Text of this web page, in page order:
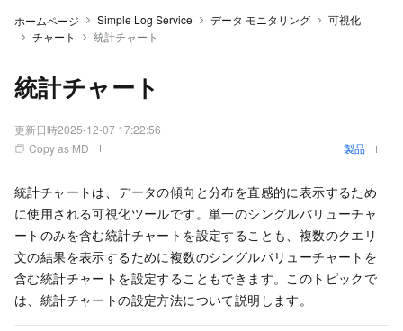
ホームページ Simple Log Service データ モニタリング
可視化
チャート
統計チャート
統計チャート
更新日時2025-12-07 17:22:56
Copy as MD
製品
統計チャートは、データの傾向と分布を直感的に表示するため
に使用される可視化ツールです。単一のシングルバリューチャ
ートのみを含む統計チャートを設定することも、複数のクエリ
文の結果を表示するために複数のシングルバリューチャートを
含む統計チャートを設定することもできます。このトピックで
は、統計チャートの設定方法について説明します。